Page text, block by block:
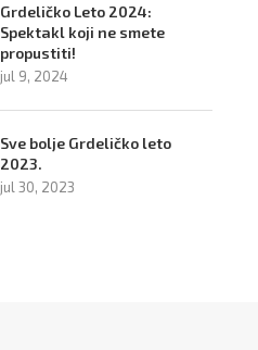
Grdeličko Leto 2024:
Spektakl koji ne smete
propustiti!
jul 9, 2024
Sve bolje Grdeličko leto
2023.
jul 30, 2023